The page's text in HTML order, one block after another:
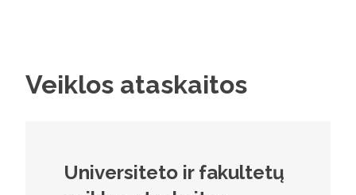
Veiklos ataskaitos
Universiteto ir fakultetų